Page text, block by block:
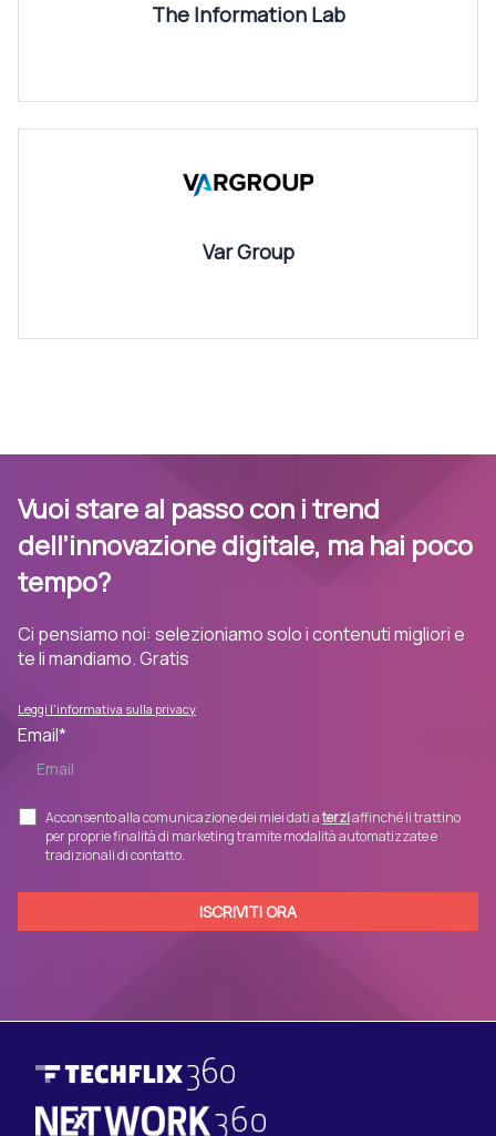
The Information Lab
Var Group
Vuoi stare al passo con i trend
dell’innovazione digitale, ma hai poco
tempo?
Ci pensiamo noi: selezioniamo solo i contenuti migliori e
te li mandiamo. Gratis
Leggi l'informativa sulla privacy
Email*
Acconsento alla comunicazione dei miei dati aterziaffinché li trattino
per proprie finalità di marketing tramite modalità automatizzate e
tradizionali di contatto.